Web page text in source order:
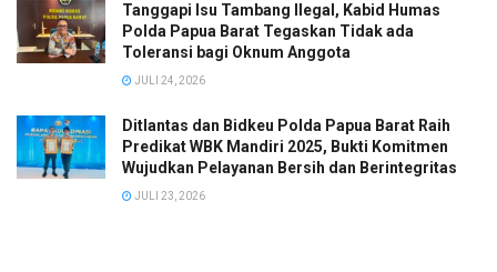
Tanggapi Isu Tambang Ilegal, Kabid Humas
Polda Papua Barat Tegaskan Tidak ada
Toleransi bagi Oknum Anggota
JULI 24, 2026
Ditlantas dan Bidkeu Polda Papua Barat Raih
Predikat WBK Mandiri 2025, Bukti Komitmen
Wujudkan Pelayanan Bersih dan Berintegritas
JULI 23, 2026